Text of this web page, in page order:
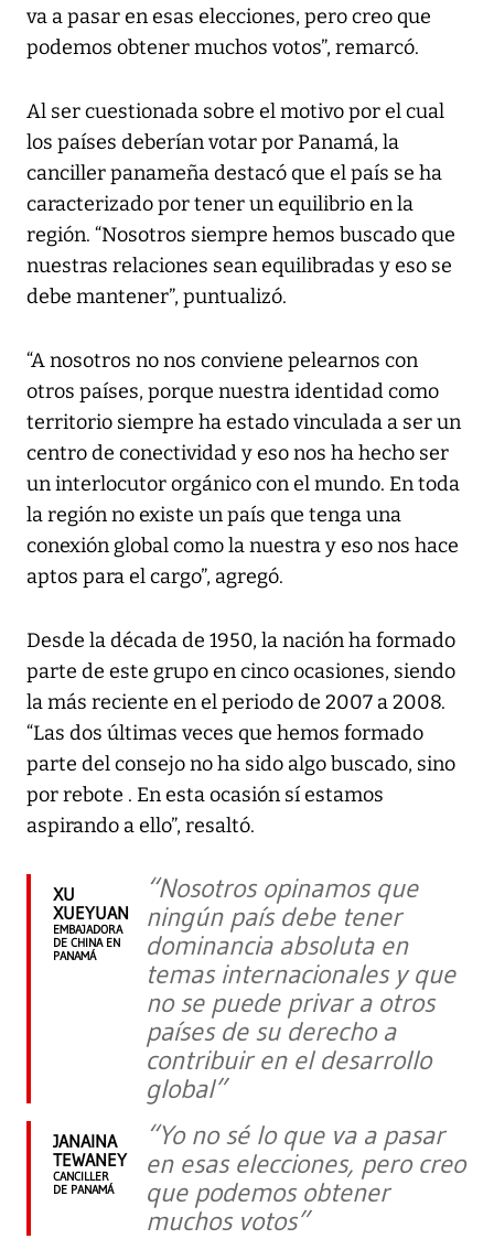
va a pasar en esas elecciones, pero creo que
podemos obtener muchos votos”, remarcó.
Al ser cuestionada sobre el motivo por el cual
los países deberían votar por Panamá, la
canciller panameña destacó que el país se ha
caracterizado por tener un equilibrio en la
región. “Nosotros siempre hemos buscado que
nuestras relaciones sean equilibradas y eso se
debe mantener”, puntualizó.
“A nosotros no nos conviene pelearnos con
otros países, porque nuestra identidad como
territorio siempre ha estado vinculada a ser un
centro de conectividad y eso nos ha hecho ser
un interlocutor orgánico con el mundo. En toda
la región no existe un país que tenga una
conexión global como la nuestra y eso nos hace
aptos para el cargo”, agregó.
Desde la década de 1950, la nación ha formado
parte de este grupo en cinco ocasiones, siendo
la más reciente en el periodo de 2007 a 2008.
“Las dos últimas veces que hemos formado
parte del consejo no ha sido algo buscado, sino
por rebote . En esta ocasión sí estamos
aspirando a ello”, resaltó.
XU
XUEYUAN
EMBAJADORA
DE CHINA EN
PANAMÁ
“Nosotros opinamos que
ningún país debe tener
dominancia absoluta en
temas internacionales y que
no se puede privar a otros
países de su derecho a
contribuir en el desarrollo
global”
JANAINA
TEWANEY
CANCILLER
DE PANAMÁ
“Yo no sé lo que va a pasar
en esas elecciones, pero creo
que podemos obtener
muchos votos”